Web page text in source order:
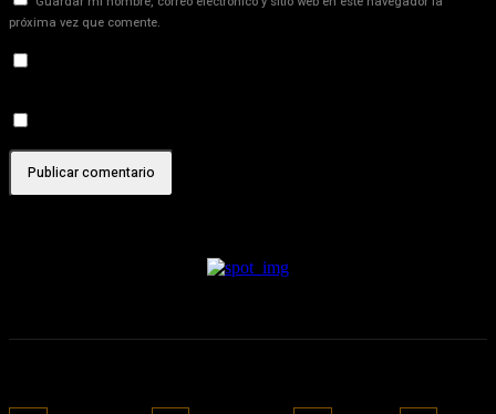
próxima vez que comente.